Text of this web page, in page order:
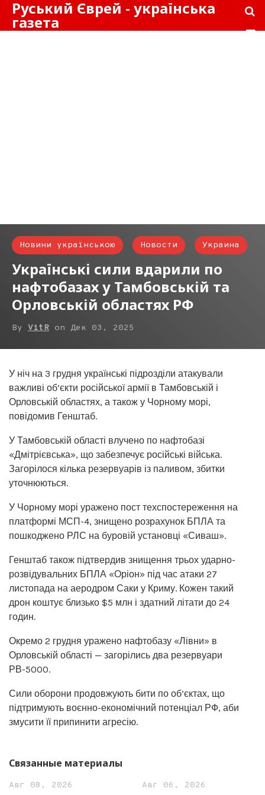
Руський Єврей - українська
газета
Новини українською Новости Украина
Українські сили вдарили по
нафтобазах у Тамбовській та
Орловській областях РФ
By VitR on Дек 03, 2025
У ніч на 3 грудня українські підрозділи атакували
важливі об’єкти російської армії в Тамбовській і
Орловській областях, а також у Чорному морі,
повідомив Генштаб.
У Тамбовській області влучено по нафтобазі
«Дмітрієвська», що забезпечує російські війська.
Загорілося кілька резервуарів із паливом, збитки
уточнюються.
У Чорному морі уражено пост техспостереження на
платформі МСП-4, знищено розрахунок БПЛА та
пошкоджено РЛС на буровій установці «Сиваш».
Генштаб також підтвердив знищення трьох ударно-
розвідувальних БПЛА «Оріон» під час атаки 27
листопада на аеродром Саки у Криму. Кожен такий
дрон коштує близько $5 млн і здатний літати до 24
годин.
Окремо 2 грудня уражено нафтобазу «Лівни» в
Орловській області — загорілись два резервуари
РВ-5000.
Сили оборони продовжують бити по об’єктах, що
підтримують воєнно-економічний потенціал РФ, аби
змусити її припинити агресію.
Связанные материалы
Авг 08, 2026 Авг 06, 2026